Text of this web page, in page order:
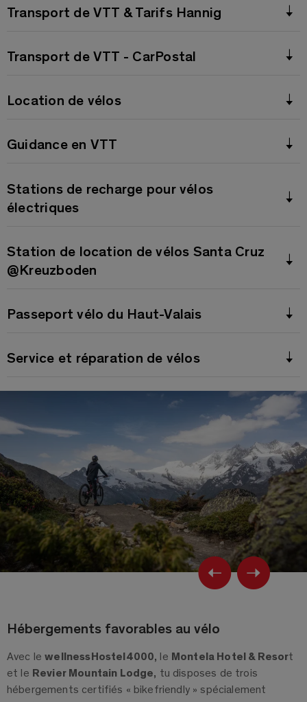
Transport de VTT & Tarifs Hannig
Transport de VTT - CarPostal
Location de vélos
Guidance en VTT
Stations de recharge pour vélos
électriques
Station de location de vélos Santa Cruz
@Kreuzboden
Passeport vélo du Haut-Valais
Service et réparation de vélos
Hébergements favorables au vélo
Avec lewellnessHostel4000, le Montela Hotel & Resort
et le Revier Mountain Lodge, tu disposes de trois
hébergements certifiés « bikefriendly » spécialement